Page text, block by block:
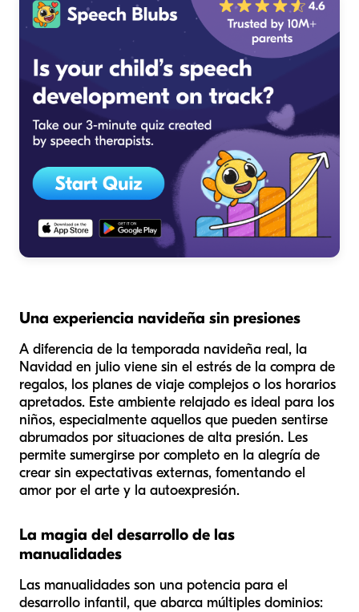
Una experiencia navideña sin presiones
A diferencia de la temporada navideña real, la
Navidad en julio viene sin el estrés de la compra de
regalos, los planes de viaje complejos o los horarios
apretados. Este ambiente relajado es ideal para los
niños, especialmente aquellos que pueden sentirse
abrumados por situaciones de alta presión. Les
permite sumergirse por completo en la alegría de
crear sin expectativas externas, fomentando el
amor por el arte y la autoexpresión.
La magia del desarrollo de las
manualidades
Las manualidades son una potencia para el
desarrollo infantil, que abarca múltiples dominios: